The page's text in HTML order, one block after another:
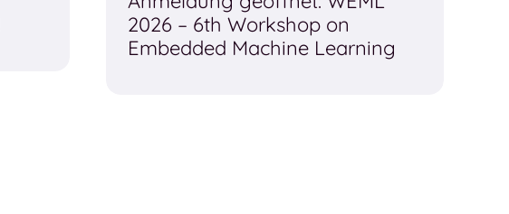
2026 – 6th Workshop on
Embedded Machine Learning